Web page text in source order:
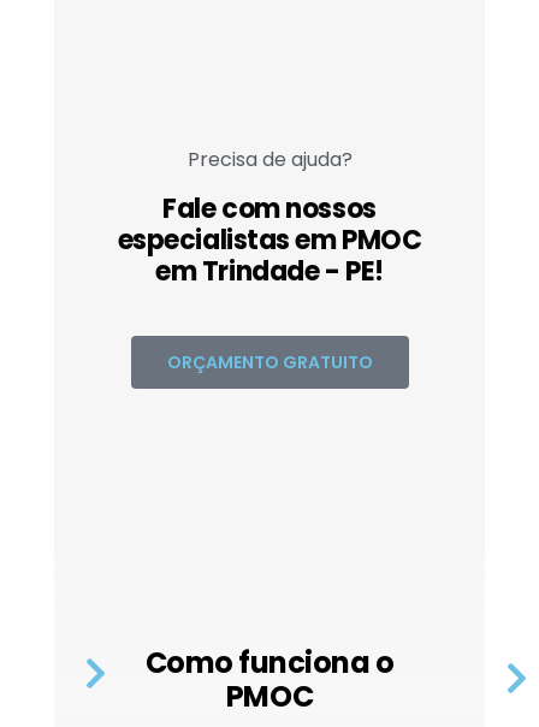
Precisa de ajuda?
Fale com nossos
especialistas em PMOC
em Trindade - PE!
ORÇAMENTO GRATUITO
Como funciona o
PMOC